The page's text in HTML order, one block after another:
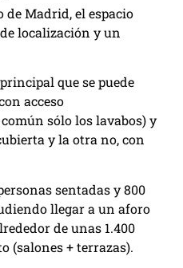
Madrid, el espacio
localización y un
que se puede
acceso
sólo los lavabos) y
y la otra no, con
sentadas y 800
llegar a un aforo
de unas 1.400
(salones + terrazas).